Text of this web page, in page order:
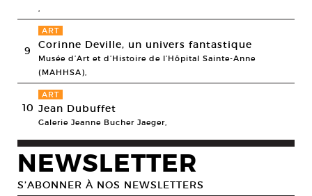
,
9
ART
Corinne Deville, un univers fantastique
Musée d’Art et d’Histoire de l’Hôpital Sainte-Anne
(MAHHSA),
10
ART
Jean Dubuffet
Galerie Jeanne Bucher Jaeger,
NEWSLETTER
S’ABONNER À NOS NEWSLETTERS